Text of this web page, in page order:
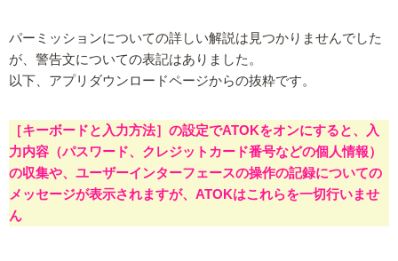
パーミッションについての詳しい解説は見つかりませんでした
が、警告文についての表記はありました。
以下、アプリダウンロードページからの抜粋です。
［キーボードと入力方法］の設定でATOKをオンにすると、入
力内容（パスワード、クレジットカード番号などの個人情報）
の収集や、ユーザーインターフェースの操作の記録についての
メッセージが表示されますが、ATOKはこれらを一切行いませ
ん